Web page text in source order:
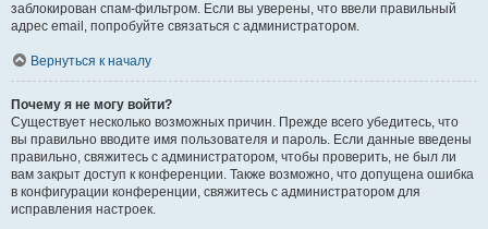
заблокирован спам-фильтром. Если вы уверены, что ввели правильный
адрес email, попробуйте связаться с администратором.
Вернуться к началу
Почему я не могу войти?
Существует несколько возможных причин. Прежде всего убедитесь, что
вы правильно вводите имя пользователя и пароль. Если данные введены
правильно, свяжитесь с администратором, чтобы проверить, не был ли
вам закрыт доступ к конференции. Также возможно, что допущена ошибка
в конфигурации конференции, свяжитесь с администратором для
исправления настроек.